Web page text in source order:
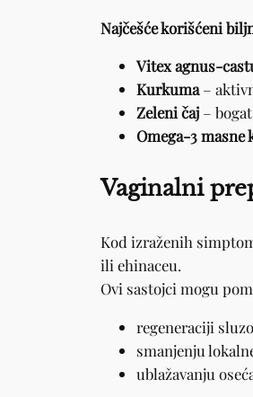
Najčešće korišćeni
Vitex agnus-
Kurkuma–
Zeleni čaj –
Omega-3 masne
Vaginalni
Kod izraženih
ili ehinaceu.
Ovi sastojci mogu
regeneraciji
smanjenju
ublažavanju